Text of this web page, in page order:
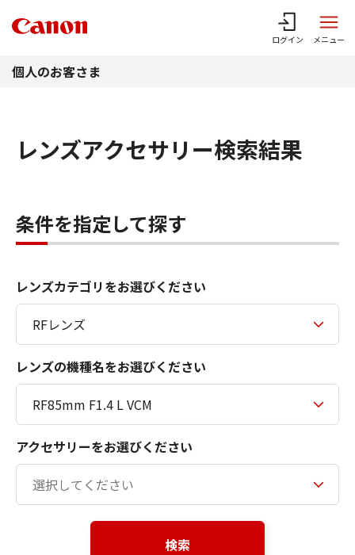
ログイン メニュー
個人のお客さま
レンズアクセサリー検索結果
条件を指定して探す
レンズカテゴリをお選びください
レンズの機種名をお選びください
アクセサリーをお選びください
検索